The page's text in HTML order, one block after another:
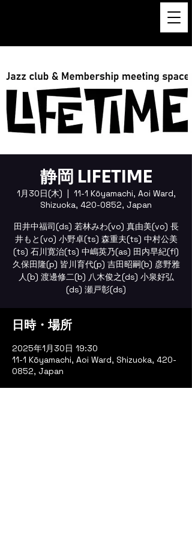
静岡 LIFETIME
1月30日(木)
  |
11-1 Kōyamachi, Aoi Ward,
Shizuoka, 420-0852, Japan
田井中福司(ds) 若林みわ(vo) 真由美(vo) 長
井もと(vo) 小野卓(ts) 森重夫(ts) 中村公美
(ts) 石川寛治(ts) 中嶋英乃(as) 田内早紀(fl)
久保田隆(p) 皆川育代(p) 吉田昭嗣(b) 彦野雅
人(b) 渡邊修二(b) 八木俊之(ds) 小泉好弘
(ds) 瀬戸彰(ds)
日時・場所
2025年1月30日 19:30
11-1 Kōyamachi, Aoi Ward, Shizuoka, 420-
0852, Japan